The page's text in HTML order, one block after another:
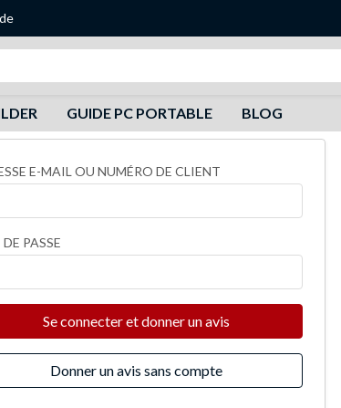
GUIDE PC PORTABLE BLOG
E-MAIL OU NUMÉRO DE CLIENT
PASSE
Se connecter et donner un avis
Donner un avis sans compte